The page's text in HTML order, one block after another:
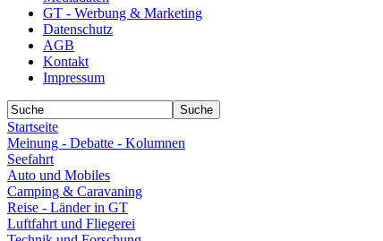
GT - Werbung & Marketing
Datenschutz
AGB
Kontakt
Impressum
Startseite
Meinung - Debatte - Kolumnen
Seefahrt
Auto und Mobiles
Camping & Caravaning
Reise - Länder in GT
Luftfahrt und Fliegerei